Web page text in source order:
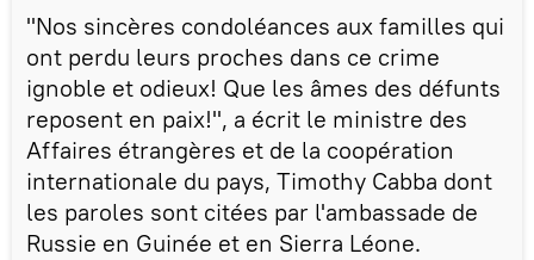
"Nos sincères condoléances aux familles qui
ont perdu leurs proches dans ce crime
ignoble et odieux! Que les âmes des défunts
reposent en paix!", a écrit le ministre des
Affaires étrangères et de la coopération
internationale du pays, Timothy Cabba dont
les paroles sont citées par l'ambassade de
Russie en Guinée et en Sierra Léone.